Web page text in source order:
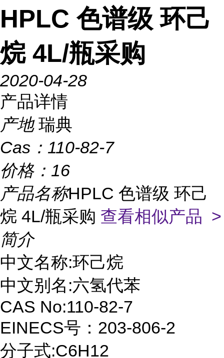
HPLC 色谱级 环己
烷 4L/瓶采购
2020-04-28
产品详情
产地 瑞典
Cas： 110-82-7
价格： 16
产品名称HPLC 色谱级 环己
烷 4L/瓶采购 查看相似产品 >
简介
中文名称:环己烷
中文别名:六氢代苯
CAS No:110-82-7
EINECS号：203-806-2
分子式:C6H12